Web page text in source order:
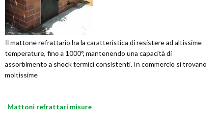
Il mattone refrattario ha la caratteristica di resistere ad altissime
temperature, fino a 1000°, mantenendo una capacità di
assorbimento a shock termici consistenti. In commercio si trovano
moltissime
Mattoni refrattari misure